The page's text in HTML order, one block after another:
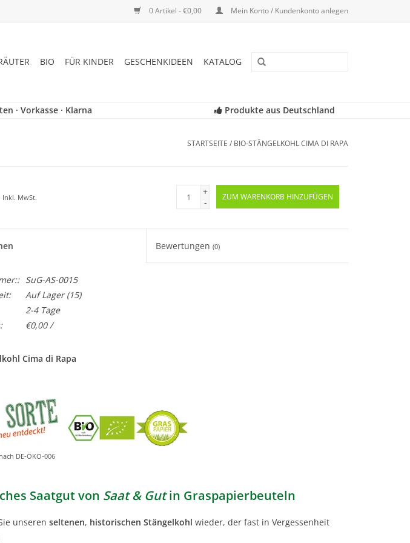
0 Artikel - €0,00 Mein Konto / Kundenkonto anlegen
BIO FÜR KINDER GESCHENKIDEEN KATALOG
· Vorkasse · Klarna Produkte aus Deutschland
STARTSEITE / BIO-STÄNGELKOHL CIMA DI RAPA
Inkl. MwSt.
+
-
ZUM WARENKORB HINZUFÜGEN
Bewertungen(0)
SuG-AS-0015
Auf Lager(15)
2-4 Tage
€0,00 /
Cima di Rapa
DE-ÖKO-006
Saatgut von Saat & Gutin Graspapierbeuteln
unseren seltenen, historischen Stängelkohl wieder, der fast in Vergessenheit